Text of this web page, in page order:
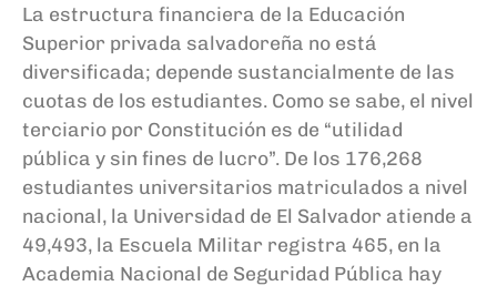
La estructura financiera de la Educación
Superior privada salvadoreña no está
diversificada; depende sustancialmente de las
cuotas de los estudiantes. Como se sabe, el nivel
terciario por Constitución es de “utilidad
pública y sin fines de lucro”. De los 176,268
estudiantes universitarios matriculados a nivel
nacional, la Universidad de El Salvador atiende a
49,493, la Escuela Militar registra 465, en la
Academia Nacional de Seguridad Pública hay